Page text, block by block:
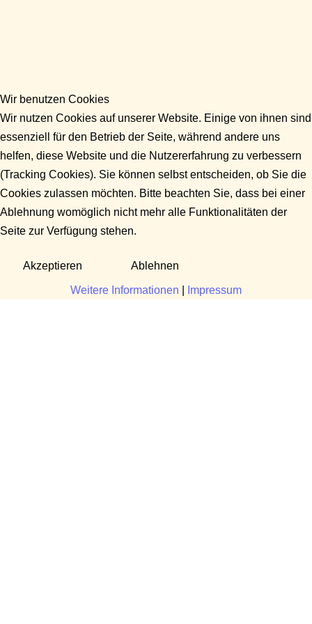
Wir benutzen Cookies
Wir nutzen Cookies auf unserer Website. Einige von ihnen sind
essenziell für den Betrieb der Seite, während andere uns
helfen, diese Website und die Nutzererfahrung zu verbessern
(Tracking Cookies). Sie können selbst entscheiden, ob Sie die
Cookies zulassen möchten. Bitte beachten Sie, dass bei einer
Ablehnung womöglich nicht mehr alle Funktionalitäten der
Seite zur Verfügung stehen.
Akzeptieren Ablehnen
Weitere Informationen Impressum